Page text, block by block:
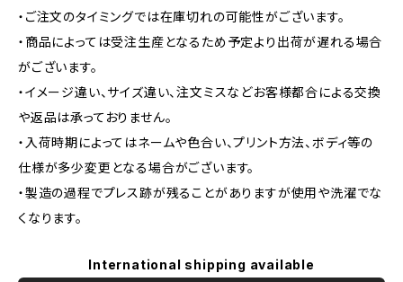
・ご注文のタイミングでは在庫切れの可能性がございます。
・商品によっては受注生産となるため予定より出荷が遅れる場合
がございます。
・イメージ違い、サイズ違い、注文ミスなどお客様都合による交換
や返品は承っておりません。
・入荷時期によってはネームや色合い、プリント方法、ボディ等の
仕様が多少変更となる場合がございます。
・製造の過程でプレス跡が残ることがありますが使用や洗濯でな
くなります。
International shipping available